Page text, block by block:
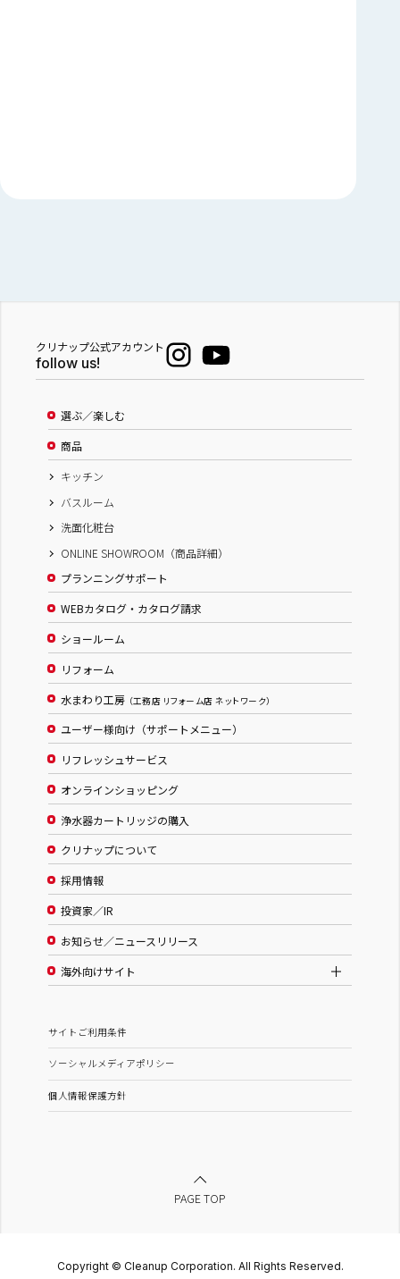
クリナップ公式アカウント
follow us!
選ぶ／楽しむ
商品
キッチン
バスルーム
洗面化粧台
ONLINE SHOWROOM（商品詳細）
プランニングサポート
WEBカタログ・カタログ請求
ショールーム
リフォーム
水まわり工房 （工務店 リフォーム店 ネットワーク）
ユーザー様向け（サポートメニュー）
リフレッシュサービス
オンラインショッピング
浄水器カートリッジの購入
クリナップについて
採用情報
投資家／IR
お知らせ／ニュースリリース
海外向けサイト
サイトご利用条件
ソーシャルメディアポリシー
個人情報保護方針
PAGE TOP
Copyright © Cleanup Corporation. All Rights Reserved.